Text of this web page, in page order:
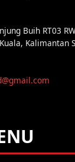
Buih RT03
Kalimantan